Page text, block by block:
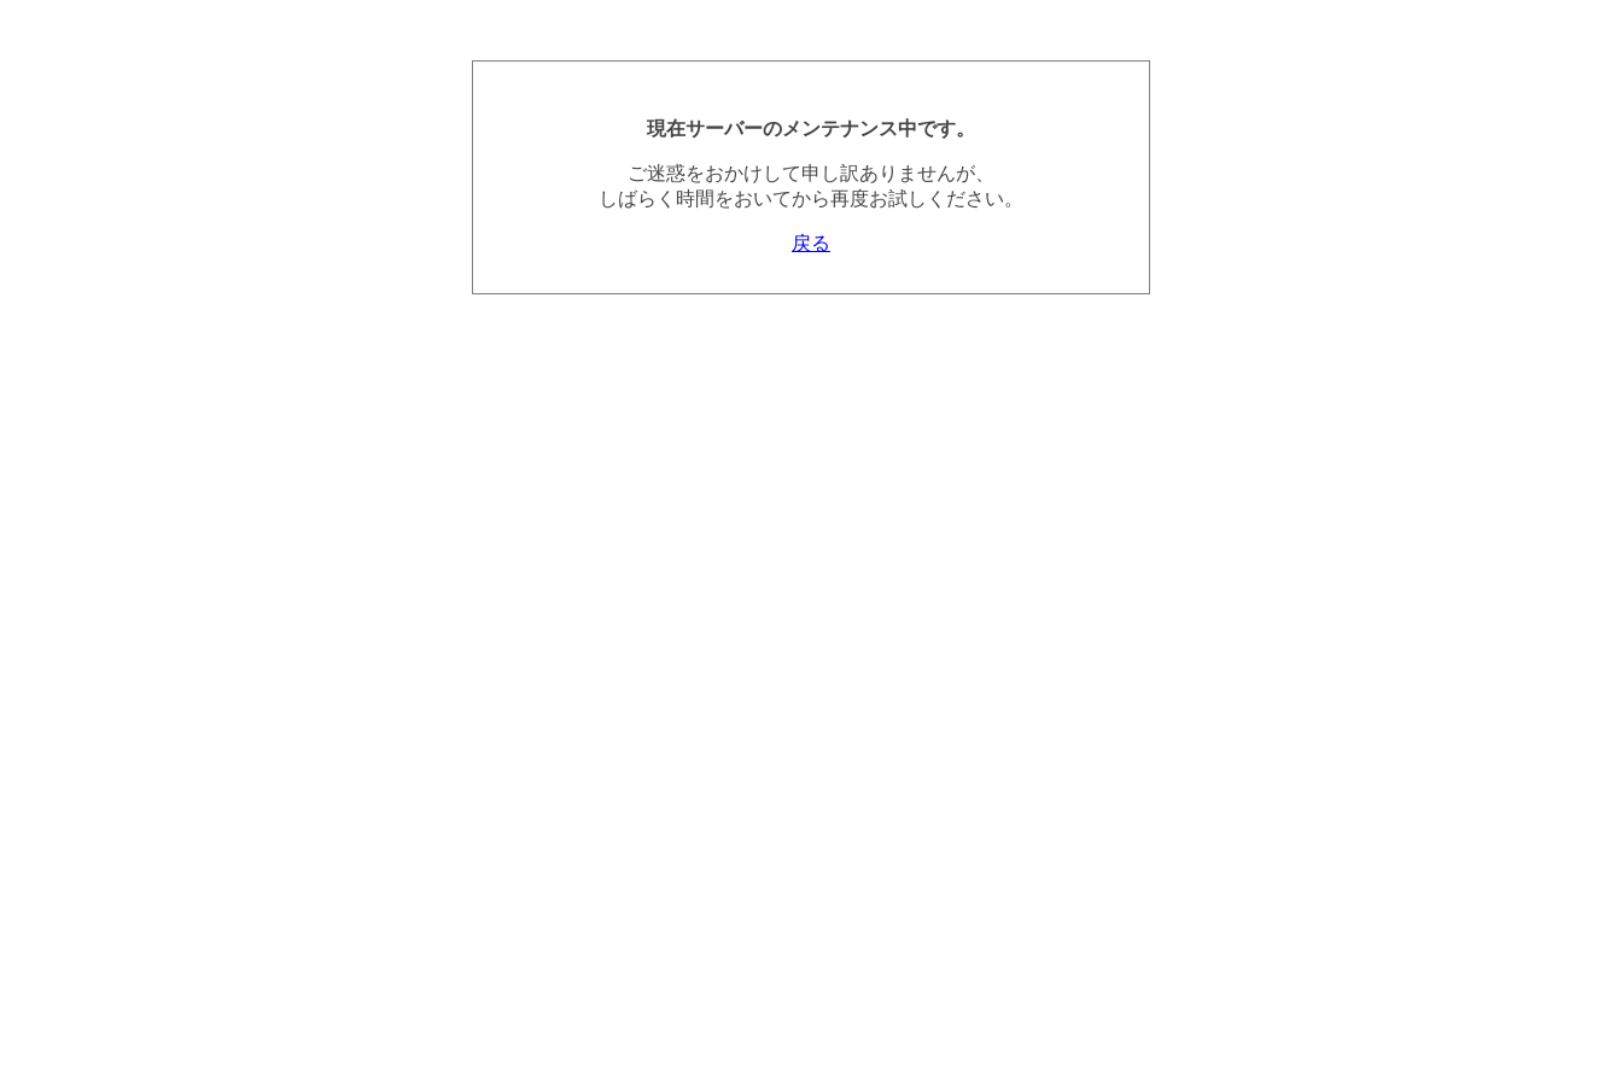
現在サーバーのメンテナンス中です。
ご迷惑をおかけして申し訳ありませんが、
しばらく時間をおいてから再度お試しください。
戻る